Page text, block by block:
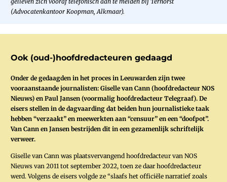
(Advocatenkantoor Koopman, Alkmaar).
Ook (oud-)hoofdredacteuren gedaagd
Onder de gedaagden in het proces in Leeuwarden zijn twee
vooraanstaande journalisten: Giselle van Cann (hoofdredacteur NOS
Nieuws) en Paul Jansen (voormalig hoofdredacteur Telegraaf). De
eisers stellen in de dagvaarding dat beiden hun journalistieke taak
hebben “verzaakt” en meewerkten aan “censuur” en een “doofpot”.
Van Cann en Jansen bestrijden dit in een gezamenlijk schriftelijk
verweer.
Giselle van Cann was plaatsvervangend hoofdredacteur van NOS
Nieuws van 2011 tot september 2022, toen ze daar hoofdredacteur
werd. Volgens de eisers volgde ze “slaafs het officiële narratief zoals